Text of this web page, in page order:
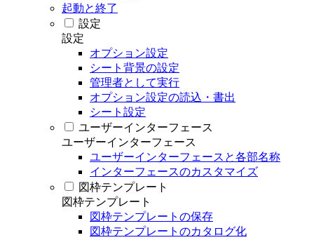
起動と終了
設定
設定
オプション設定
シート背景の設定
管理者として実行
オプション設定の読込・書出
シート設定
ユーザーインターフェース
ユーザーインターフェース
ユーザーインターフェースと各部名称
インターフェースのカスタマイズ
図枠テンプレート
図枠テンプレート
図枠テンプレートの保存
図枠テンプレートのカタログ化